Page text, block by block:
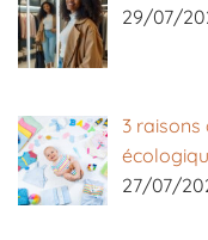
29/07/
3 raisons
27/07/